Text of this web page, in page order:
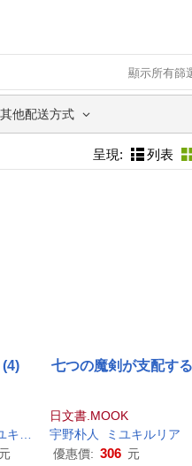
顯示所有篩
其他配送方式
呈現: 列表
リア
元
七つの魔剣が支配す
日文書.MOOK
宇野朴人
ミユキルリア
優惠價: 306 元